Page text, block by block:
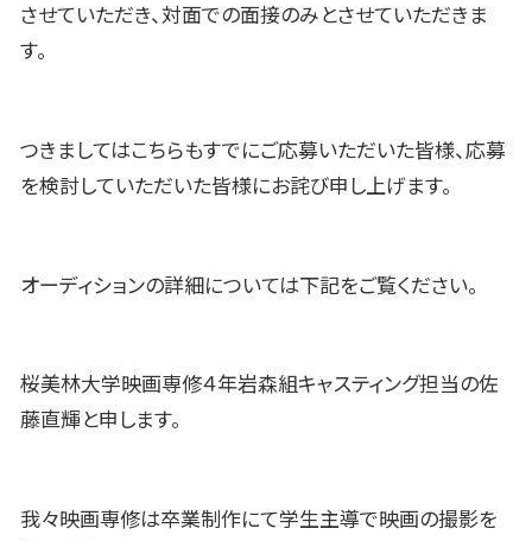
させていただき、対面での面接のみとさせていただきま
す。
つきましてはこちらもすでにご応募いただいた皆様、応募
を検討していただいた皆様にお詫び申し上げます。
オーディションの詳細については下記をご覧ください。
桜美林大学映画専修４年岩森組キャスティング担当の佐
藤直輝と申します。
我々映画専修は卒業制作にて学生主導で映画の撮影を